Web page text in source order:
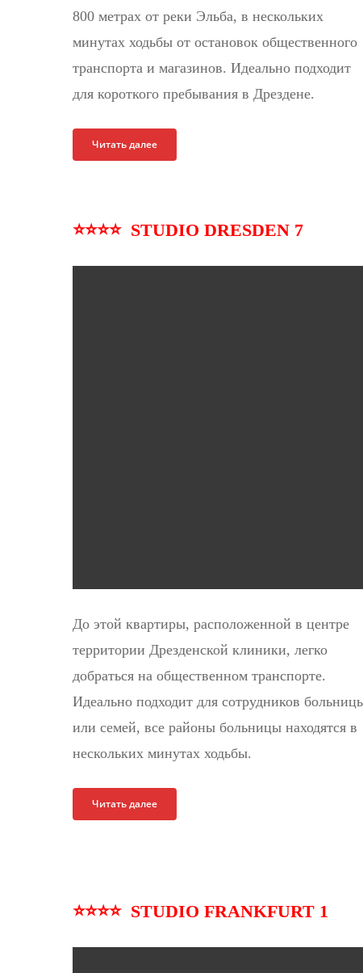
800 метрах от реки Эльба, в нескольких
минутах ходьбы от остановок общественного
транспорта и магазинов. Идеально подходит
для короткого пребывания в Дрездене.
Читать далее
⭐⭐⭐⭐ STUDIO DRESDEN 7
До этой квартиры, расположенной в центре
территории Дрезденской клиники, легко
добраться на общественном транспорте.
Идеально подходит для сотрудников
или семей, все районы больницы находятся в
нескольких минутах ходьбы.
Читать далее
⭐⭐⭐⭐ STUDIO FRANKFURT 1